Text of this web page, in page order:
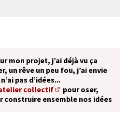
mon projet, j’ai déjà vu ça
un rêve un peu fou, j’ai envie
pas d’idées...
collectif
(S'ouvre dans un
pour oser,
construire ensemble nos idées